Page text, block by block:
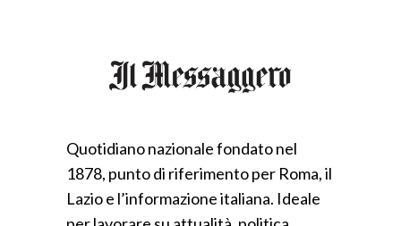
Quotidiano nazionale fondato nel
1878, punto di riferimento per Roma, il
Lazio e l’informazione italiana. Ideale